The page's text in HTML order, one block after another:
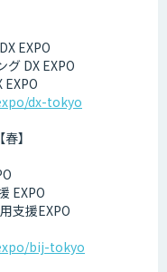
EXPO
DX EXPO
dx-tokyo
】
支援EXPO
bij-tokyo